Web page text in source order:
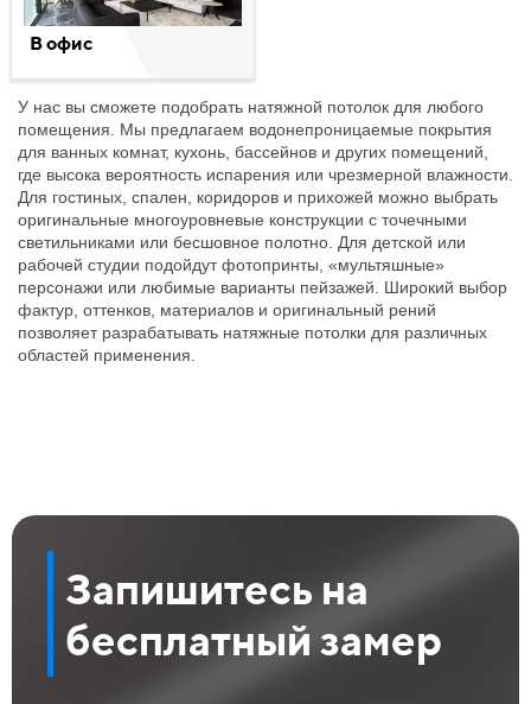
В офис
У нас вы сможете подобрать натяжной потолок для любого
помещения. Мы предлагаем водонепроницаемые покрытия
для ванных комнат, кухонь, бассейнов и других помещений,
где высока вероятность испарения или чрезмерной влажности.
Для гостиных, спален, коридоров и прихожей можно выбрать
оригинальные многоуровневые конструкции с точечными
светильниками или бесшовное полотно. Для детской или
рабочей студии подойдут фотопринты, «мультяшные»
персонажи или любимые варианты пейзажей. Широкий выбор
фактур, оттенков, материалов и оригинальный рений
позволяет разрабатывать натяжные потолки для различных
областей применения.
Запишитесь на
бесплатный замер